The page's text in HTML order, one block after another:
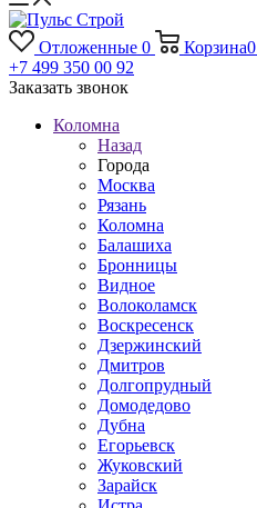
Отложенные 0 Корзина0
+7 499 350 00 92
Заказать звонок
Коломна
Назад
Города
Москва
Рязань
Коломна
Балашиха
Бронницы
Видное
Волоколамск
Воскресенск
Дзержинский
Дмитров
Долгопрудный
Домодедово
Дубна
Егорьевск
Жуковский
Зарайск